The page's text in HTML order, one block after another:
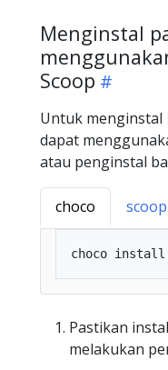
Menginstal
Scoop
Untuk menginstal
dapat
atau penginstal
choco scoop
Pastikan
melakukan